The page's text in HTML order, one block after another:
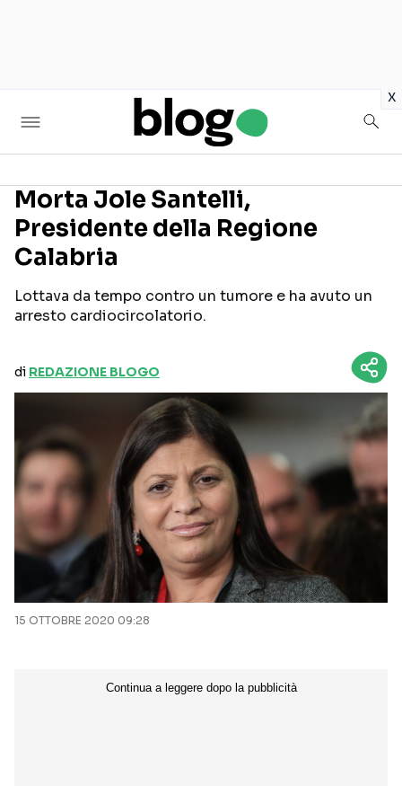
x
Seguici sui social
Morta Jole Santelli,
Presidente della Regione
Calabria
Lottava da tempo contro un tumore e ha avuto un
arresto cardiocircolatorio.
di REDAZIONE BLOGO
15 OTTOBRE 2020 09:28